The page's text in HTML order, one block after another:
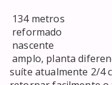
amplo, planta diferenciada originalmente 3/4 com
suíte atualmente 2/4